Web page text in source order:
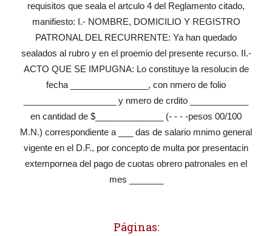
requisitos que seala el artculo 4 del Reglamento citado,
manifiesto: I.- NOMBRE, DOMICILIO Y REGISTRO
PATRONAL DEL RECURRENTE: Ya han quedado
sealados al rubro y en el proemio del presente recurso. II.-
ACTO QUE SE IMPUGNA: Lo constituye la resolucin de
fecha ________________, con nmero de folio
___________________ y nmero de crdito ____________
en cantidad de $______________ (- - - -pesos 00/100
M.N.) correspondiente a ___ das de salario mnimo general
vigente en el D.F., por concepto de multa por presentacin
extempornea del pago de cuotas obrero patronales en el
mes _______
Páginas: